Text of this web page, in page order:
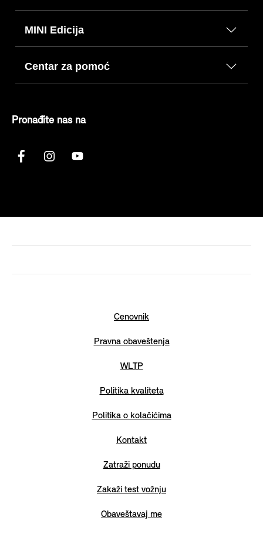
MINI Edicija
Centar za pomoć
Pronađite nas na
Cenovnik
Pravna obaveštenja
WLTP
Politika kvaliteta
Politika o kolačićima
Kontakt
Zatraži ponudu
Zakaži test vožnju
Obaveštavaj me